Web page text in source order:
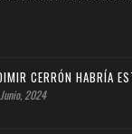
CERRÓN HABRÍA
2024